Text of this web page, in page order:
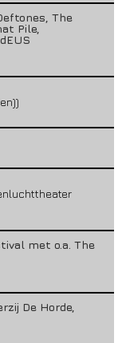
The
Pile,
met o.a. The
De Horde,